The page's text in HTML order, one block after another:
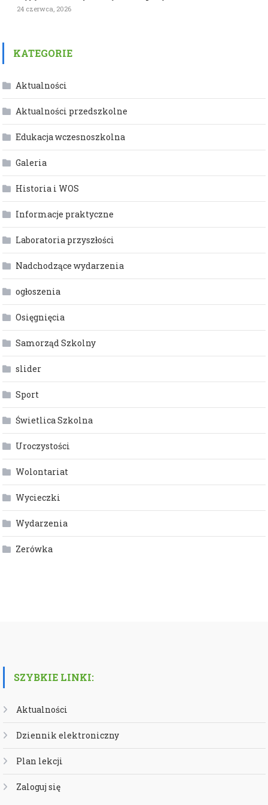
24 czerwca, 2026
KATEGORIE
Aktualności
Aktualności przedszkolne
Edukacja wczesnoszkolna
Galeria
Historia i WOS
Informacje praktyczne
Laboratoria przyszłości
Nadchodzące wydarzenia
ogłoszenia
Osięgnięcia
Samorząd Szkolny
slider
Sport
Świetlica Szkolna
Uroczystości
Wolontariat
Wycieczki
Wydarzenia
Zerówka
SZYBKIE LINKI:
Aktualności
Dziennik elektroniczny
Plan lekcji
Zaloguj się